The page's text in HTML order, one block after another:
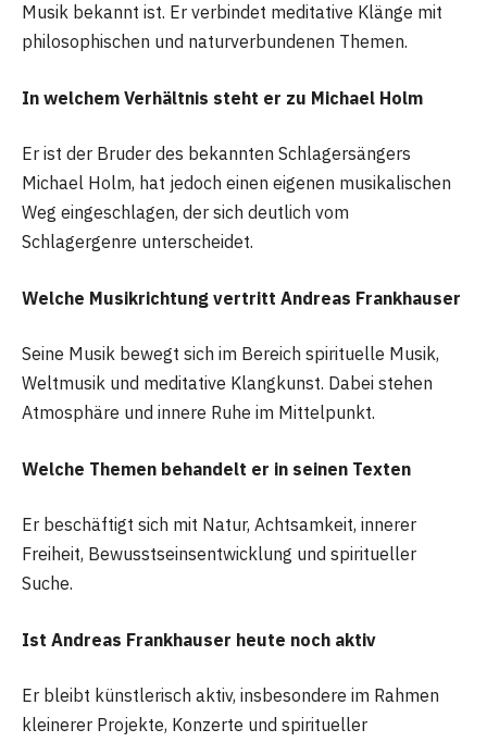
Musik bekannt ist. Er verbindet meditative Klänge mit
philosophischen und naturverbundenen Themen.
In welchem Verhältnis steht er zu Michael Holm
Er ist der Bruder des bekannten Schlagersängers
Michael Holm, hat jedoch einen eigenen musikalischen
Weg eingeschlagen, der sich deutlich vom
Schlagergenre unterscheidet.
Welche Musikrichtung vertritt Andreas Frankhauser
Seine Musik bewegt sich im Bereich spirituelle Musik,
Weltmusik und meditative Klangkunst. Dabei stehen
Atmosphäre und innere Ruhe im Mittelpunkt.
Welche Themen behandelt er in seinen Texten
Er beschäftigt sich mit Natur, Achtsamkeit, innerer
Freiheit, Bewusstseinsentwicklung und spiritueller
Suche.
Ist Andreas Frankhauser heute noch aktiv
Er bleibt künstlerisch aktiv, insbesondere im Rahmen
kleinerer Projekte, Konzerte und spiritueller